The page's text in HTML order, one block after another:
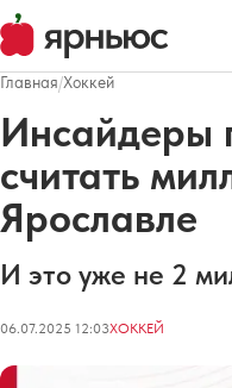
Главная/Хоккей
Инсайдеры
считать
Ярославле
И это уже не 2
06.07.2025 12:03ХОККЕЙ